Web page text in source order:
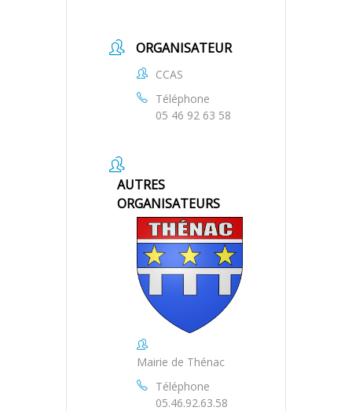
ORGANISATEUR
CCAS
Téléphone
05 46 92 63 58
AUTRES
ORGANISATEURS
Mairie de Thénac
Téléphone
05.46.92.63.58